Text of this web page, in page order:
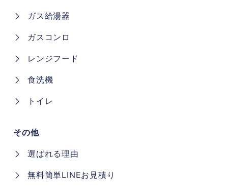
トイレ
食洗機
レンジフード
ガスコンロ
ガス給湯器
無料簡単LINEお見積り
選ばれる理由
その他